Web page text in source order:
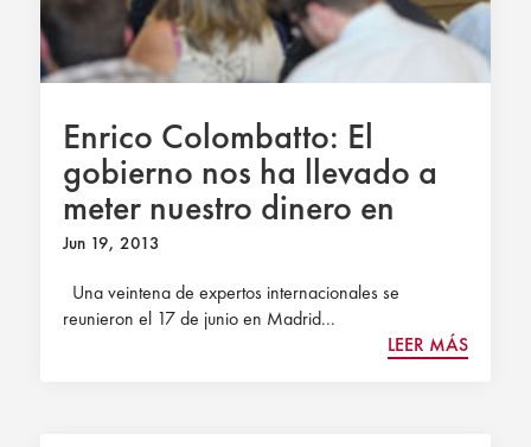
Enrico Colombatto: El
gobierno nos ha llevado a
meter nuestro dinero en
sitios equivocados. Nos ha
engañado
Jun 19, 2013
Una veintena de expertos internacionales se
reunieron el 17 de junio en Madrid...
LEER MÁS